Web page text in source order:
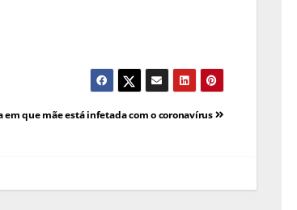
em que mãe está infetada com o coronavírus